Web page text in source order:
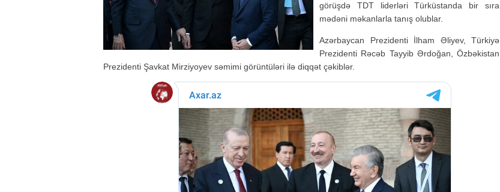
görüşdə TDT liderləri Türküstanda bir sıra
mədəni məkanlarla tanış olublar.
Azərbaycan Prezidenti İlham Əliyev, Türkiyə
Prezidenti Rəcəb Tayyib Ərdoğan, Özbəkistan
Prezidenti Şavkat Mirziyoyev səmimi görüntüləri ilə diqqət çəkiblər.
Amerikalı məşhur aktyor vəfat etdi